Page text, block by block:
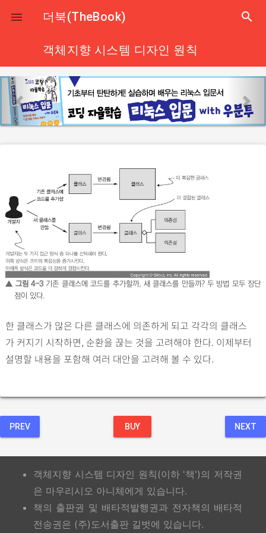
close
 더북(TheBook) search
객체지향 시스템 디자인 원칙
p
r
e
e
x
▲ 그림 4-3 기존 클래스에 코드를 추가할까, 새 클래스를 만들까? 두 방법 모두 장단
점이 있다.
한 클래스가 많은 다른 클래스에 의존하게 되고 각각의 클래스
가 커지기 시작하면, 순환을 끊는 것을 고려해야 한다. 이제부터
설명할 내용을 포함해 여러 대안을 고려해 볼 수 있다.
PREV BUY NEXT
객체지향 시스템 디자인 원칙(이하 '책')의 저작권
은 마우리시오 아니체에게 있습니다.
책의 출판권 및 배타적발행권과 전자책의 배타적
전송권은 (주)도서출판 길벗에 있습니다.